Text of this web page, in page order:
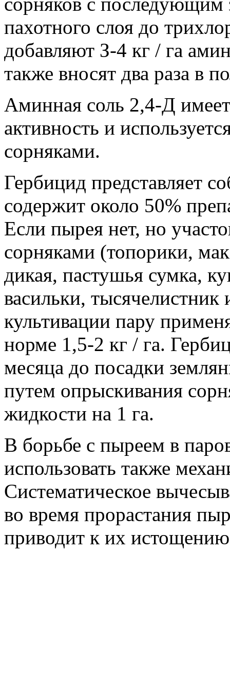
пахотного слоя до
добавляют З-4 кг / га
также вносят два раза в
Аминная соль 2,4-Д
активность и
сорняками.
Гербицид представляет
содержит около 50%
Если пырея нет, но
сорняками (топорики,
дикая, пастушья сумка,
васильки,
культивации пару
норме 1,5-2 кг / га.
месяца до посадки
путем опрыскивания
жидкости на 1 га.
В борьбе с пыреем в
использовать также
Систематическое
во время прорастания
приводит к их